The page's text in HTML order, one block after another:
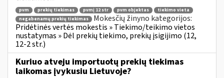
pvm prekių tiekimas pvmį 12 str pvm objektas
tiekimo vieta
negabenamų prekių tiekimas
Mokesčių žinyno kategorijos:
Pridėtinės vertės mokestis » Tiekimo/teikimo vietos
nustatymas » Dėl prekių tiekimo, prekių įsigijimo (12,
12-2 str.)
Kuriuo atveju importuotų prekių tiekimas
laikomas įvykusiu Lietuvoje?